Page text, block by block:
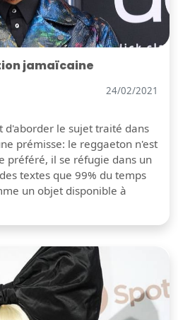
jamaïcaine
24/02/2021
d'aborder le sujet traité dans
prémisse: le reggaeton n'est
préféré, il se réfugie dans un
textes que 99% du temps
un objet disponible à